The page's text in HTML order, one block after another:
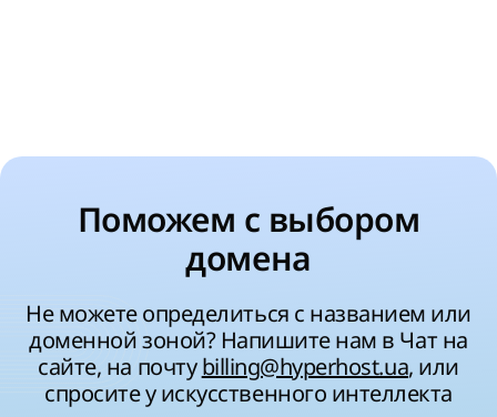
Поможем с выбором
домена
Не можете определиться с названием или
доменной зоной? Напишите нам в Чат на
сайте, на почтуbilling@hyperhost.ua, или
спросите у искусственного интеллекта